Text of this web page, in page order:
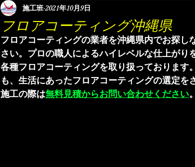
フロアコーティング沖縄県
施工班 2021年10月9日
フロアコーティングの業者を沖縄県内でお探
さい。プロの職人によるハイレベルな仕上がり
各種フロアコーティングを取り扱っております
も、生活にあったフロアコーティングの選定
施工の際は無料見積からお問い合わせください。